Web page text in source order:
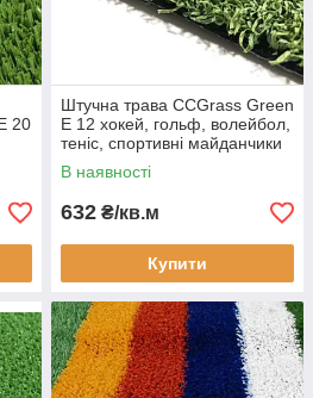
20
Штучна трава CCGrass Green
E 12 хокей, гольф, волейбол,
теніс, спортивні майданчики
В наявності
632 ₴/кв.м
Купити